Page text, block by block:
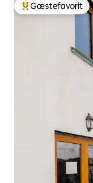
Bedste
Gæstefavorit